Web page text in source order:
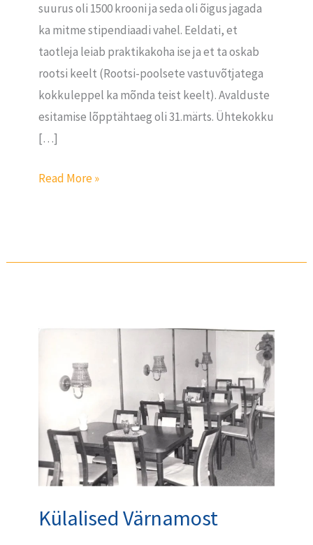
suurus oli 1500 krooni ja seda oli õigus jagada
ka mitme stipendiaadi vahel. Eeldati, et
taotleja leiab praktikakoha ise ja et ta oskab
rootsi keelt (Rootsi-poolsete vastuvõtjatega
kokkuleppel ka mõnda teist keelt). Avalduste
esitamise lõpptähtaeg oli 31.märts. Ühtekokku
[…]
Read More »
Külalised Värnamost